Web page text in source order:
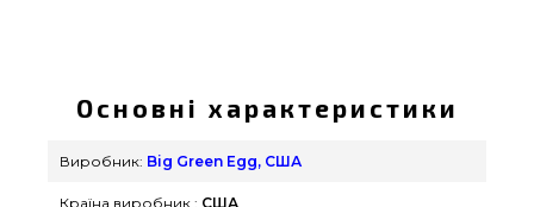
доступною вартістю всего 590 грн. в каталозі
інтернет магазину брендових грилів Гриль Поінт.
Вигідні пропозиції на Для випічки & Піци в
Основні характеристики
Виробник: Big Green Egg, США
Країна виробник : США